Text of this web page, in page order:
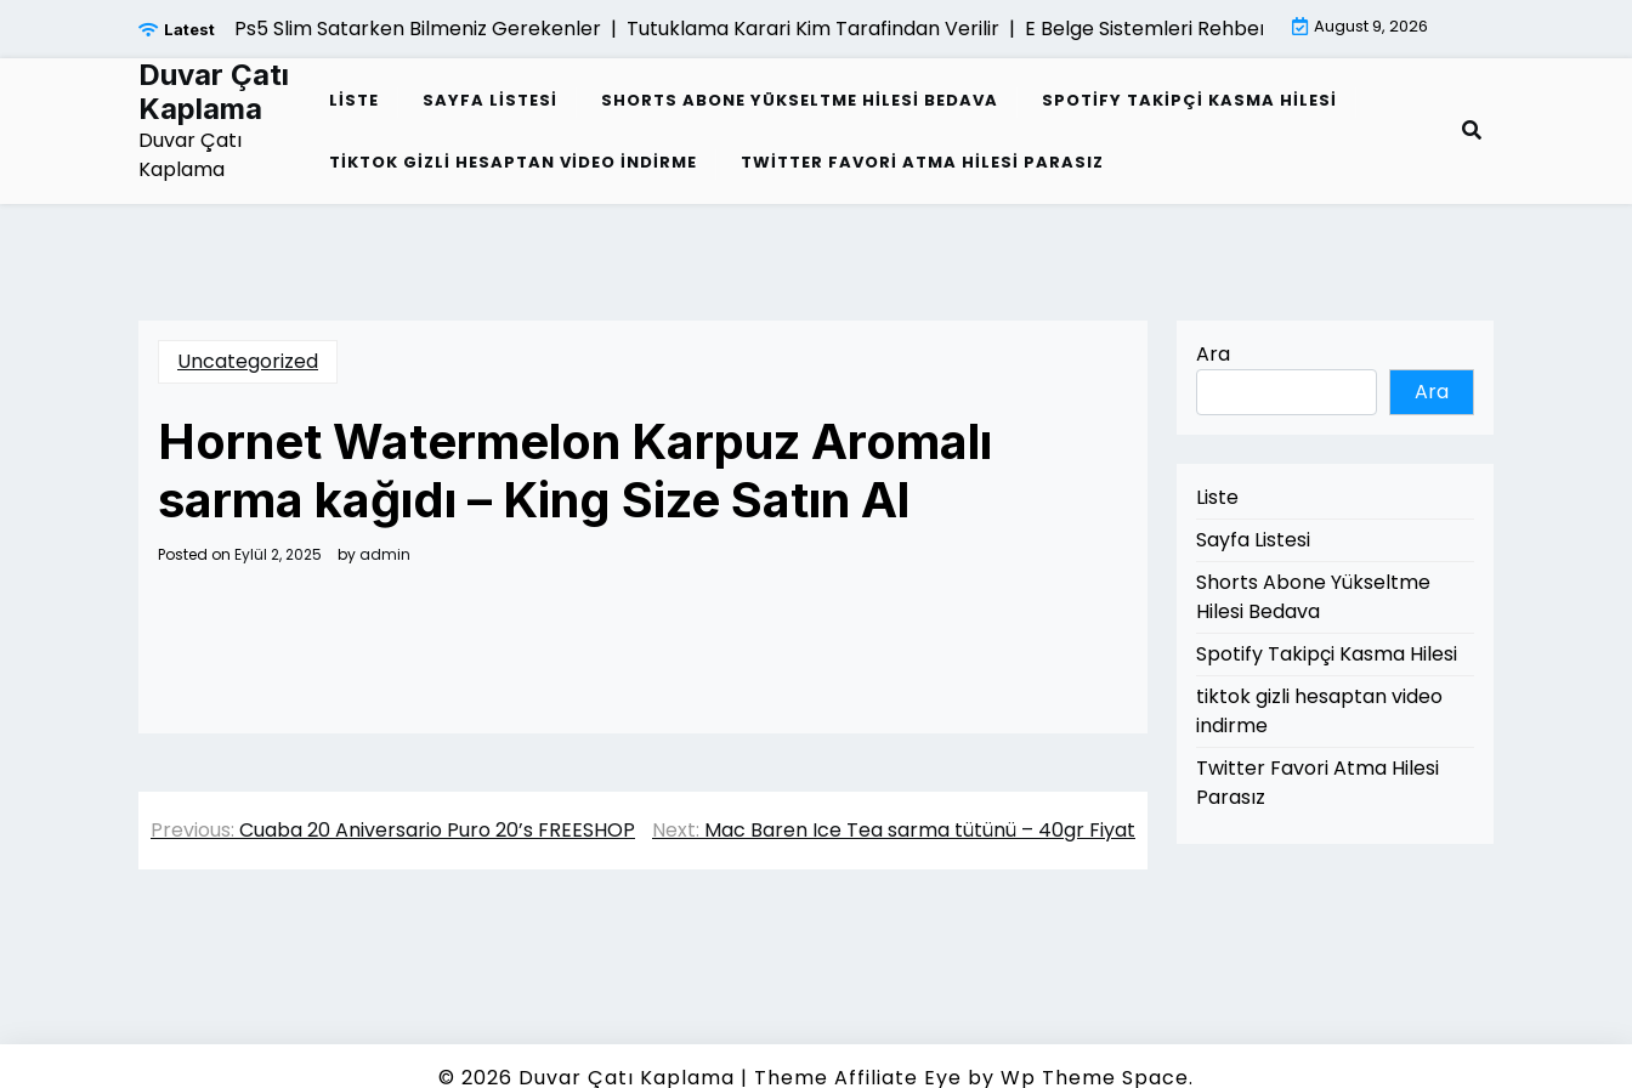
Latest Ps5 Slim Satarken Bilmeniz Gerekenler | Tutuklama Karari Kim Tarafindan Verilir | E Belge Sistemleri Rehberi | Mimari Gorsellestirme İle Kamu
August 9, 2026
Duvar Çatı
Kaplama
Duvar Çatı
Kaplama
LISTE SAYFA LISTESI SHORTS ABONE YÜKSELTME HILESI BEDAVA SPOTIFY TAKIPÇI KASMA HILESI
TIKTOK GIZLI HESAPTAN VIDEO INDIRME TWITTER FAVORI ATMA HILESI PARASIZ
Uncategorized
Hornet Watermelon Karpuz Aromalı
sarma kağıdı – King Size Satın Al
Posted on Eylül 2, 2025 byadmin
Yazı
Previous: Cuaba 20 Aniversario Puro 20’s FREESHOP Next: Mac Baren Ice Tea sarma tütünü – 40gr Fiyat
Ara
Ara
Liste
Sayfa Listesi
Shorts Abone Yükseltme
Hilesi Bedava
Spotify Takipçi Kasma Hilesi
tiktok gizli hesaptan video
indirme
Twitter Favori Atma Hilesi
Parasız
© 2026 Duvar Çatı Kaplama | Theme Affiliate Eye by Wp Theme Space.